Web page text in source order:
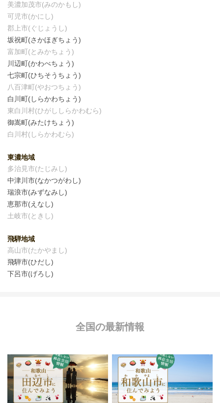
美濃加茂市(みのかもし)
可児市(かにし)
郡上市(ぐじょうし)
坂祝町(さかほぎちょう)
富加町(とみかちょう)
川辺町(かわべちょう)
七宗町(ひちそうちょう)
八百津町(やおつちょう)
白川町(しらかわちょう)
東白川村(ひがししらかわむら)
御嵩町(みたけちょう)
白川村(しらかわむら)
東濃地域
多治見市(たじみし)
中津川市(なかつがわし)
瑞浪市(みずなみし)
恵那市(えなし)
土岐市(ときし)
飛騨地域
高山市(たかやまし)
飛騨市(ひだし)
下呂市(げろし)
全国の最新情報